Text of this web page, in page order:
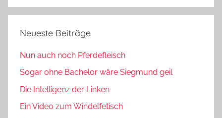
Neueste Beiträge
Nun auch noch Pferdefleisch
Sogar ohne Bachelor wäre Siegmund geil
Die Intelligenz der Linken
Ein Video zum Windelfetisch